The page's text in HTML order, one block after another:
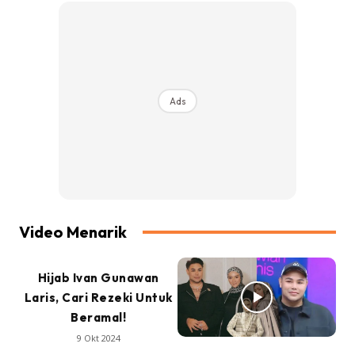
Ads
Video Menarik
Hijab Ivan Gunawan
Laris, Cari Rezeki Untuk
Beramal!
9 Okt 2024